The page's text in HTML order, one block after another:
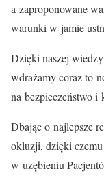
a zaproponowane
warunki w jamie
Dzięki naszej
wdrażamy coraz to
na bezpieczeństwo i
Dbając o najlepsze
okluzji, dzięki
w uzębieniu